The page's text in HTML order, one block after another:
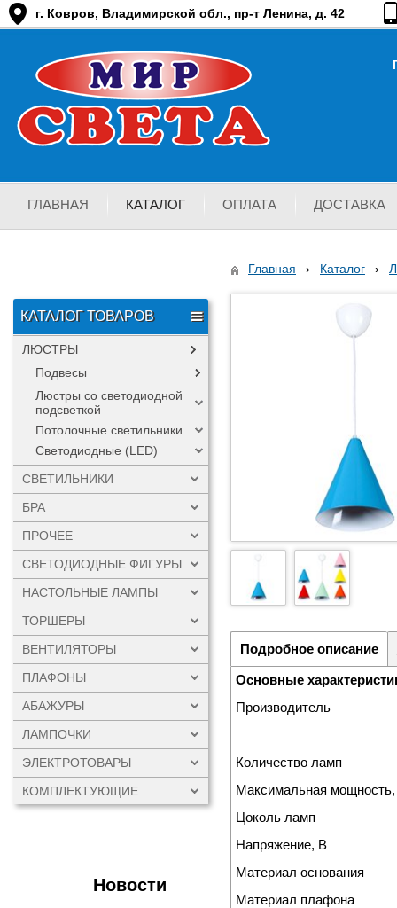
г. Ковров, Владимирской обл., пр-т Ленина, д. 42
ГЛАВНАЯ КАТАЛОГ ОПЛАТА ДОСТАВКА
КАТАЛОГ ТОВАРОВ
ЛЮСТРЫ
Подвесы
Люстры со светодиодной
подсветкой
Потолочные светильники
Светодиодные (LED)
СВЕТИЛЬНИКИ
БРА
ПРОЧЕЕ
СВЕТОДИОДНЫЕ ФИГУРЫ
НАСТОЛЬНЫЕ ЛАМПЫ
ТОРШЕРЫ
ВЕНТИЛЯТОРЫ
ПЛАФОНЫ
АБАЖУРЫ
ЛАМПОЧКИ
ЭЛЕКТРОТОВАРЫ
КОМПЛЕКТУЮЩИЕ
Новости
Главная › Каталог ›
Подробное описание
Основные
Производитель
Количество ламп
Максимальная
Цоколь ламп
Напряжение, В
Материал основания
Материал плафона